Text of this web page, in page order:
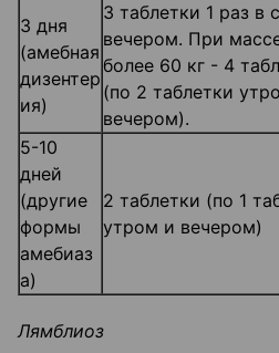
3 дня
(амебная
дизентер
ия)
3 таблетки 1 раз в
вечером. При
более 60 кг - 4
(по 2 таблетки
вечером).
5-10
дней
(другие
формы
амебиаз
а)
2 таблетки (по 1
утром и вечером)
Лямблиоз